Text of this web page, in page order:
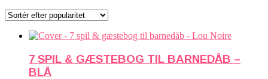
7 SPIL & GÆSTEBOG TIL BARNEDÅB –
BLÅ